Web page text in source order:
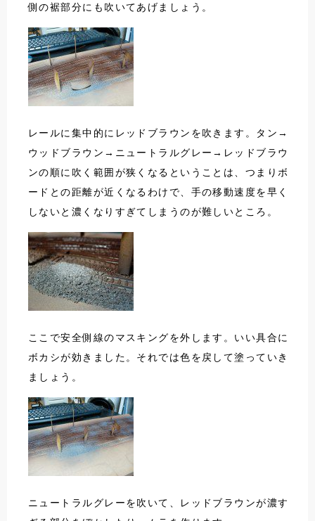
側の裾部分にも吹いてあげましょう。
レールに集中的にレッドブラウンを吹きます。タン→
ウッドブラウン→ニュートラルグレー→レッドブラウ
ンの順に吹く範囲が狭くなるということは、つまりボ
ードとの距離が近くなるわけで、手の移動速度を早く
しないと濃くなりすぎてしまうのが難しいところ。
ここで安全側線のマスキングを外します。いい具合に
ボカシが効きました。それでは色を戻して塗っていき
ましょう。
ニュートラルグレーを吹いて、レッドブラウンが濃す